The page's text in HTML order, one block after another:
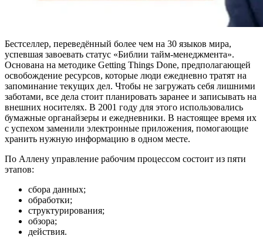
Бестселлер, переведённый более чем на 30 языков мира,
успевшая завоевать статус «Библии тайм-менеджмента».
Основана на методике Getting Things Done, предполагающей
освобождение ресурсов, которые люди ежедневно тратят на
запоминание текущих дел. Чтобы не загружать себя лишними
заботами, все дела стоит планировать заранее и записывать на
внешних носителях. В 2001 году для этого использовались
бумажные органайзеры и ежедневники. В настоящее время их
с успехом заменили электронные приложения, помогающие
хранить нужную информацию в одном месте.
По Аллену управление рабочим процессом состоит из пяти
этапов:
сбора данных;
обработки;
структурирования;
обзора;
действия.